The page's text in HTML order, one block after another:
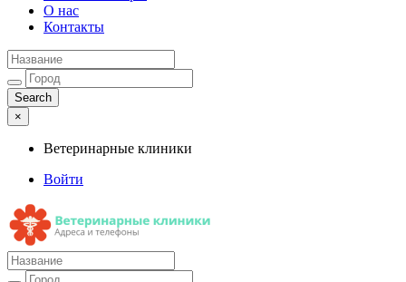
О нас
Контакты
×
Ветеринарные клиники
Войти
Ветеринарные клиники
Адреса и телефоны